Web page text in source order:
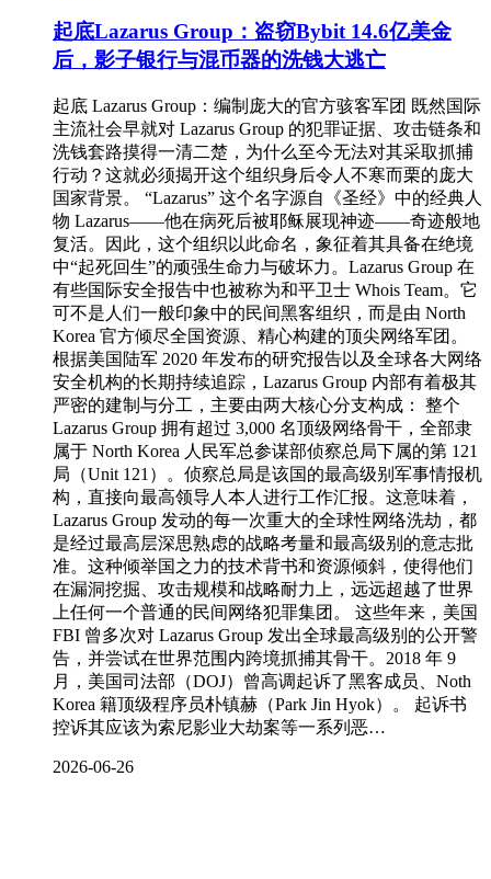
起底Lazarus Group：盗窃Bybit 14.6亿美金
后，影子银行与混币器的洗钱大逃亡
起底 Lazarus Group：编制庞大的官方骇客军团 既然国际
主流社会早就对 Lazarus Group 的犯罪证据、攻击链条和
洗钱套路摸得一清二楚，为什么至今无法对其采取抓捕
行动？这就必须揭开这个组织身后令人不寒而栗的庞大
国家背景。 “Lazarus” 这个名字源自《圣经》中的经典人
物 Lazarus——他在病死后被耶稣展现神迹——奇迹般地
复活。因此，这个组织以此命名，象征着其具备在绝境
中“起死回生”的顽强生命力与破坏力。Lazarus Group 在
有些国际安全报告中也被称为和平卫士 Whois Team。它
可不是人们一般印象中的民间黑客组织，而是由 North
Korea 官方倾尽全国资源、精心构建的顶尖网络军团。
根据美国陆军 2020 年发布的研究报告以及全球各大网络
安全机构的长期持续追踪，Lazarus Group 内部有着极其
严密的建制与分工，主要由两大核心分支构成： 整个
Lazarus Group 拥有超过 3,000 名顶级网络骨干，全部隶
属于 North Korea 人民军总参谋部侦察总局下属的第 121
局（Unit 121）。侦察总局是该国的最高级别军事情报机
构，直接向最高领导人本人进行工作汇报。这意味着，
Lazarus Group 发动的每一次重大的全球性网络洗劫，都
是经过最高层深思熟虑的战略考量和最高级别的意志批
准。这种倾举国之力的技术背书和资源倾斜，使得他们
在漏洞挖掘、攻击规模和战略耐力上，远远超越了世界
上任何一个普通的民间网络犯罪集团。 这些年来，美国
FBI 曾多次对 Lazarus Group 发出全球最高级别的公开警
告，并尝试在世界范围内跨境抓捕其骨干。2018 年 9
月，美国司法部（DOJ）曾高调起诉了黑客成员、Noth
Korea 籍顶级程序员朴镇赫（Park Jin Hyok）。 起诉书
控诉其应该为索尼影业大劫案等一系列恶…
2026-06-26